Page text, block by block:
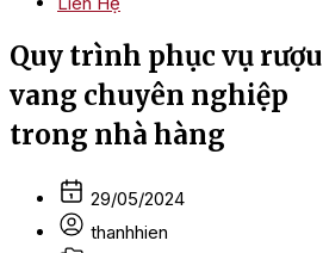
Quy trình phục vụ rượu
vang chuyên nghiệp
trong nhà hàng
29/05/2024
thanhhien